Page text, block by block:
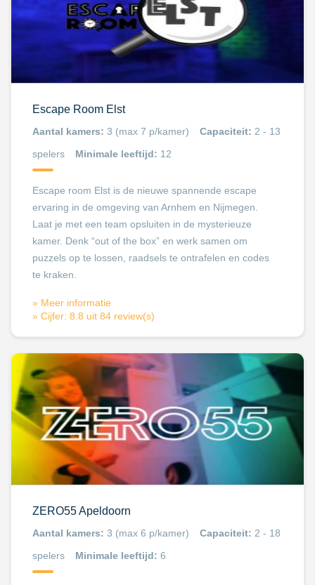
Escape Room Elst
Aantal kamers: 3 (max 7 p/kamer) Capaciteit: 2 - 13
spelers
Minimale leeftijd: 12
Escape room Elst is de nieuwe spannende escape
ervaring in de omgeving van Arnhem en Nijmegen.
Laat je met een team opsluiten in de mysterieuze
kamer. Denk “out of the box” en werk samen om
puzzels op te lossen, raadsels te ontrafelen en codes
te kraken.
» Meer informatie
» Cijfer: 8.8 uit 84 review(s)
ZERO55 Apeldoorn
Aantal kamers: 3 (max 6 p/kamer) Capaciteit: 2 - 18
spelers
Minimale leeftijd: 6